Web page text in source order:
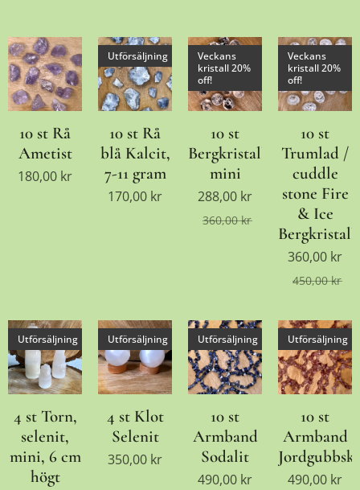
10 st Rå
Ametist
180,00 kr
10 st Rå
blå Kalcit,
7-11 gram
Utförsäljning
170,00 kr
10 st
Bergkristallklot,
mini
Veckans
kristall 20%
off!
288,00 kr
360,00kr
10 st
Trumlad /
cuddle
stone Fire
& Ice
Bergkristall
Veckans
kristall 20%
off!
360,00 kr
450,00kr
4 st Torn,
selenit,
mini, 6 cm
högt
Utförsäljning
4 st Klot
Selenit
Utförsäljning
350,00 kr
10 st
Armband
Sodalit
Utförsäljning
490,00 kr
10 st
Armband
Utförsäljning
490,00 kr